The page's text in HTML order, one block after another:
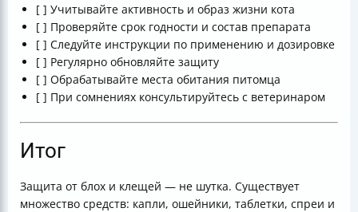
[ ] Учитывайте активность и образ жизни кота
[ ] Проверяйте срок годности и состав препарата
[ ] Следуйте инструкции по применению и дозировке
[ ] Регулярно обновляйте защиту
[ ] Обрабатывайте места обитания питомца
[ ] При сомнениях консультируйтесь с ветеринаром
Итог
Защита от блох и клещей — не шутка. Существует
множество средств: капли, ошейники, таблетки, спреи и